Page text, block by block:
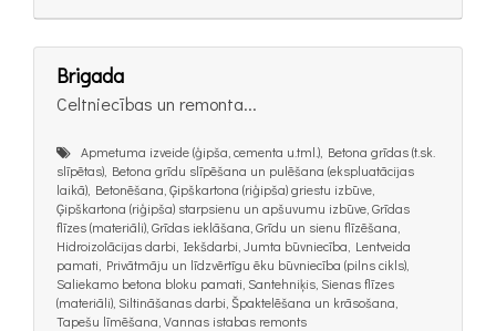
Brigada
Celtniecības un remonta...
Apmetuma izveide (ģipša, cementa u.tml.), Betona grīdas (t.sk.
slīpētas), Betona grīdu slīpēšana un pulēšana (ekspluatācijas
laikā), Betonēšana, Ģipškartona (riģipša) griestu izbūve,
Ģipškartona (riģipša) starpsienu un apšuvumu izbūve, Grīdas
flīzes (materiāli), Grīdas ieklāšana, Grīdu un sienu flīzēšana,
Hidroizolācijas darbi, Iekšdarbi, Jumta būvniecība, Lentveida
pamati, Privātmāju un līdzvērtīgu ēku būvniecība (pilns cikls),
Saliekamo betona bloku pamati, Santehniķis, Sienas flīzes
(materiāli), Siltināšanas darbi, Špaktelēšana un krāsošana,
Tapešu līmēšana, Vannas istabas remonts